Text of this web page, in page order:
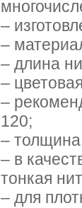
–
–
– длина
–
–
120;
–
– в
тонкая
– для